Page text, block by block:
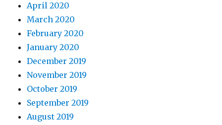
April 2020
March 2020
February 2020
January 2020
December 2019
November 2019
October 2019
September 2019
August 2019